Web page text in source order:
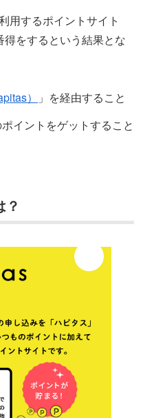
用するポイントサイト
得をするという結果とな
）
」を経由すること
イントをゲットすること